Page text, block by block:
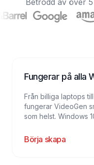
Betrodd av över
Fungerar på alla
Från billiga laptops
fungerar VideoGen
som helst. Windows
Börja skapa